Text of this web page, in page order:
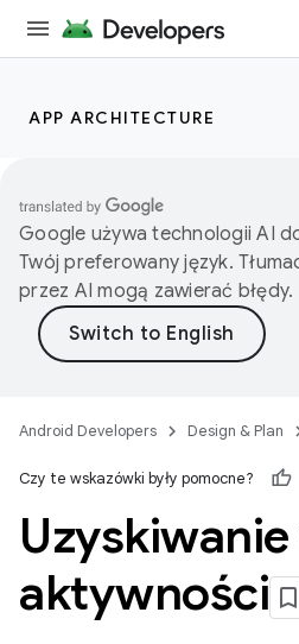
APP ARCHITECTURE
Google używa technologii AI
Twój preferowany język.
przez AI mogą zawierać błędy.
Android Developers Design & Plan
Czy te wskazówki były pomocne?
aktywności